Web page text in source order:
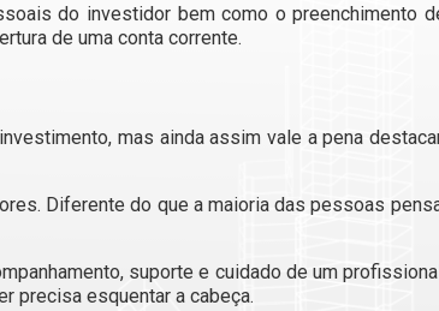
do investidor bem como o preenchimento
de uma conta corrente.
mas ainda assim vale a pena
Diferente do que a maioria das pessoas
suporte e cuidado de um
precisa esquentar a cabeça.